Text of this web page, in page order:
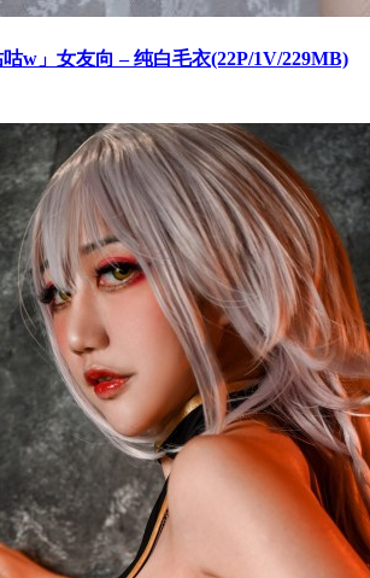
咕w」女友向 – 纯白毛衣(22P/1V/229MB)